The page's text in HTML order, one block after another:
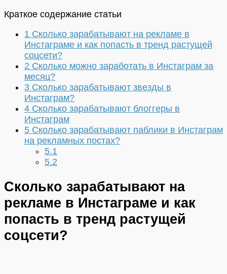
Краткое содержание статьи
1 Сколько зарабатывают на рекламе в
Инстаграме и как попасть в тренд растущей
соцсети?
2 Сколько можно заработать в Инстаграм за
месяц?
3 Сколько зарабатывают звезды в
Инстаграм?
4 Сколько зарабатывают блоггеры в
Инстаграм
5 Сколько зарабатывают паблики в Инстаграм
на рекламных постах?
5.1
5.2
Сколько зарабатывают на
рекламе в Инстаграме и как
попасть в тренд растущей
соцсети?